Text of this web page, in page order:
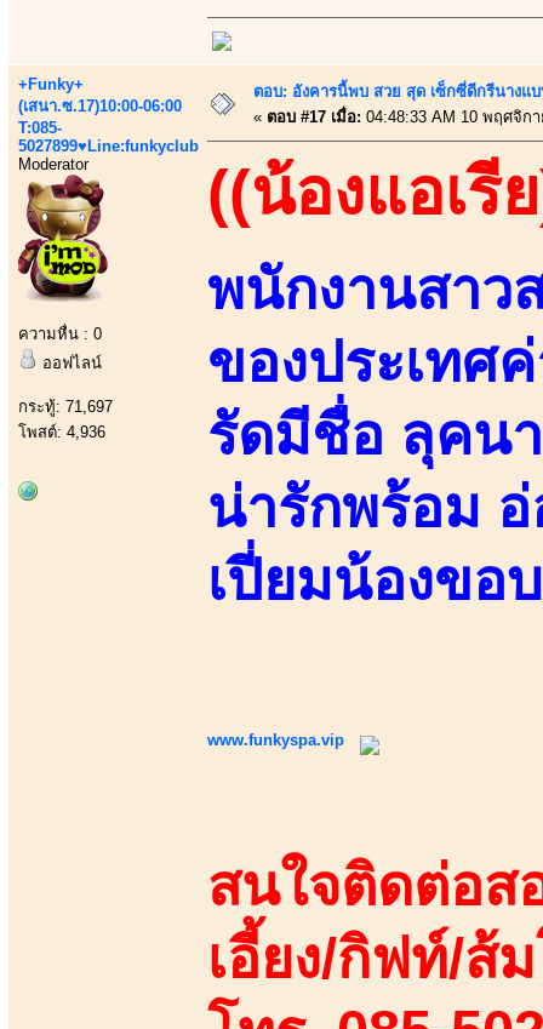
+Funky+
(เสนา.ซ.17)10:00-06:00
T:085-
5027899♥Line:funkyclub
Moderator
ความหื่น : 0
ออฟไลน์
กระทู้: 71,697
โพสต์: 4,936
ตอบ: อังคารนี้พบ สวย สุด เซ็กซี่ดีกรีนางแ
« ตอบ #17 เมื่อ: 04:48:33 AM 10 พฤศจิก
((น้องแอเรี
พนักงานสาว
ของประเทศ
รัดมีชื่อ ลุคน
น่ารักพร้อม
เปี่ยมน้องขอ
www.funkyspa.vip
สนใจติดต่อส
เอี้ยง/กิฟท์/ส้